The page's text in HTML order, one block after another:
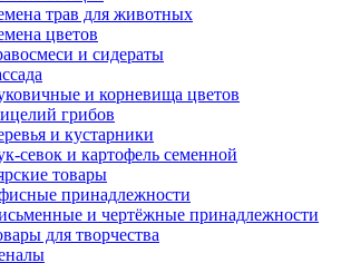
трав для животных
цветов
и сидераты
и корневища цветов
грибов
и кустарники
севок и картофель семенной
товары
принадлежности
и чертёжные принадлежности
для творчества